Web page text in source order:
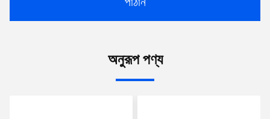
অনুরূপ পণ্য